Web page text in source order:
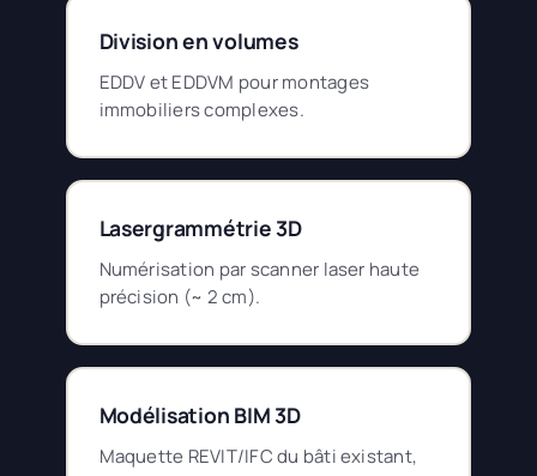
Division en volumes
EDDV et EDDVM pour montages
immobiliers complexes.
Lasergrammétrie 3D
Numérisation par scanner laser haute
précision (~ 2 cm).
Modélisation BIM 3D
Maquette REVIT/IFC du bâti existant,